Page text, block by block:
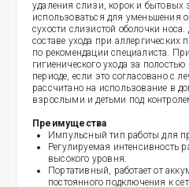
удаления слизи, корок и бытовых
использоваться для уменьшения
сухости слизистой оболочки
составе ухода при аллергических
по рекомендации специалиста.
гигиенического ухода за
периоде, если это согласовано с
рассчитано на использование в
взрослыми и детьми под
Преимущества
Импульсный тип работы для
Регулируемая интенсивность
высокого уровня.
Портативный, работает от
постоянного подключения к